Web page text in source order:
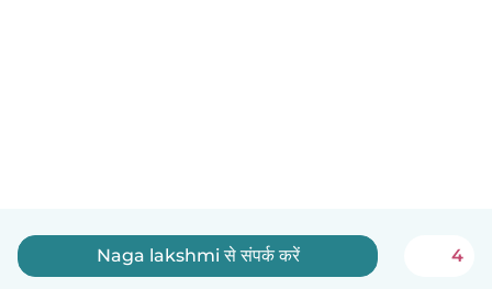
Naga lakshmi से संपर्क करें 4